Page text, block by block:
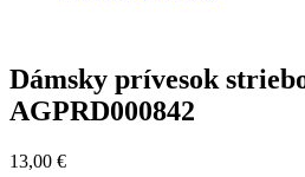
Dámsky prívesok
AGPRD000842
13,00 €